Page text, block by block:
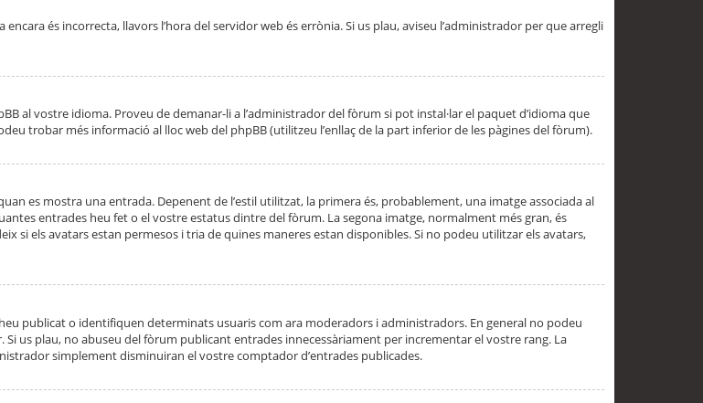
és incorrecta, llavors l’hora del servidor web és errònia. Si us plau, aviseu l’administrador per que arregli
al vostre idioma. Proveu de demanar-li a l’administrador del fòrum si pot instal·lar el paquet d’idioma que
trobar més informació al lloc web del phpBB (utilitzeu l’enllaç de la part inferior de les pàgines del fòrum).
es mostra una entrada. Depenent de l’estil utilitzat, la primera és, probablement, una imatge associada al
entrades heu fet o el vostre estatus dintre del fòrum. La segona imatge, normalment més gran, és
si els avatars estan permesos i tria de quines maneres estan disponibles. Si no podeu utilitzar els avatars,
publicat o identifiquen determinats usuaris com ara moderadors i administradors. En general no podeu
us plau, no abuseu del fòrum publicant entrades innecessàriament per incrementar el vostre rang. La
simplement disminuiran el vostre comptador d’entrades publicades.